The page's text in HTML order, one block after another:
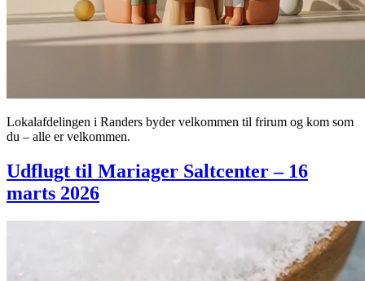
Lokalafdelingen i Randers byder velkommen til frirum og kom som
du – alle er velkommen.
Udflugt til Mariager Saltcenter – 16
marts 2026